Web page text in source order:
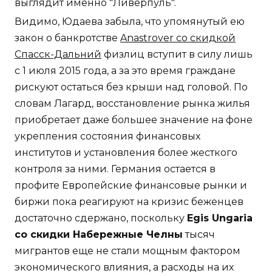
выглядит именно "Ливерпуль".
Видимо, Юдаева забыла, что упомянутый ею
закон о банкротстве Anastrover со скидкой
Спасск-Дальний физлиц вступит в силу лишь
с 1 июля 2015 года, а за это время граждане
рискуют остаться без крыши над головой. По
словам Лагард, восстановление рынка жилья
приобретает даже большее значение на фоне
укрепления состояния финансовых
институтов и установления более жесткого
контроля за ними. Германия остается в
профите Европейские финансовые рынки и
биржи пока реагируют на кризис беженцев
достаточно сдержано, поскольку Egis Ungaria
со скидки Набережные Челны тысяч
мигрантов еще не стали мощным фактором
экономического влияния, а расходы на их